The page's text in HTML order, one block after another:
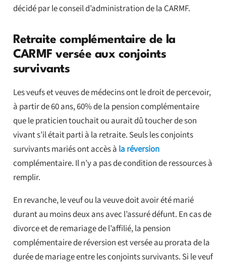
décidé par le conseil d’administration de la CARMF.
Retraite complémentaire de la
CARMF versée aux conjoints
survivants
Les veufs et veuves de médecins ont le droit de percevoir,
à partir de 60 ans, 60% de la pension complémentaire
que le praticien touchait ou aurait dû toucher de son
vivant s’il était parti à la retraite. Seuls les conjoints
survivants mariés ont accès à la réversion
complémentaire. Il n’y a pas de condition de ressources à
remplir.
En revanche, le veuf ou la veuve doit avoir été marié
durant au moins deux ans avec l’assuré défunt. En cas de
divorce et de remariage de l’affilié, la pension
complémentaire de réversion est versée au prorata de la
durée de mariage entre les conjoints survivants. Si le veuf